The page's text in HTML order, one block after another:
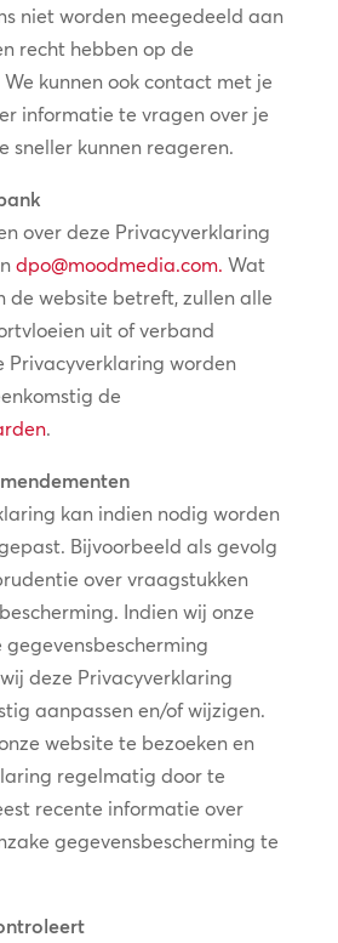
niet worden meegedeeld aan
recht hebben op de
kunnen ook contact met je
informatie te vragen over je
sneller kunnen reageren.
over deze Privacyverklaring
dpo@moodmedia.com. Wat
de website betreft, zullen alle
uit of verband
Privacyverklaring worden
de
.
kan indien nodig worden
Bijvoorbeeld als gevolg
over vraagstukken
Indien wij onze
deze Privacyverklaring
aanpassen en/of wijzigen.
website te bezoeken en
regelmatig door te
recente informatie over
gegevensbescherming te